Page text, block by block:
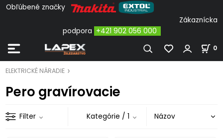
Obľúbené značky
Zákaznícka
podpora +421 902 056 000
0
ELEKTRICKÉ NÁRADIE
Pero gravírovacie
Filter Kategórie / 1